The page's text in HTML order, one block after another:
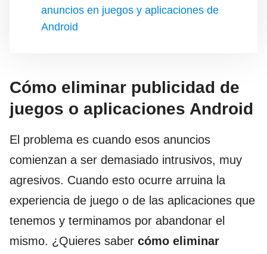
anuncios en juegos y aplicaciones de
Android
Cómo eliminar publicidad de
juegos o aplicaciones Android
El problema es cuando esos anuncios
comienzan a ser demasiado intrusivos, muy
agresivos. Cuando esto ocurre arruina la
experiencia de juego o de las aplicaciones que
tenemos y terminamos por abandonar el
mismo. ¿Quieres saber cómo eliminar